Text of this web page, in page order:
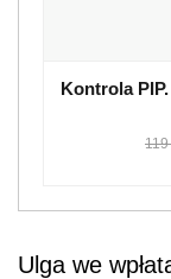
Kontrola
119
Ulga we